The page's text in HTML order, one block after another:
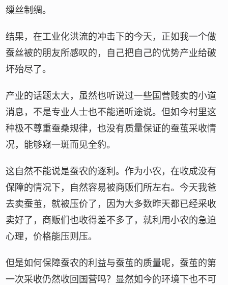
缫丝制绸。
结果，在工业化洪流的冲击下的今天，正如我一个做
蚕丝被的朋友所感叹的，自己把自己的优势产业给破
坏殆尽了。
产业的话题太大，虽然也听说过一些国营贱卖的小道
消息，不是专业人士也不能道听途说。但如今村里这
种极不尊重蚕桑规律，也没有质量保证的蚕茧采收情
况，能够窥一斑而见全豹。
这自然不能说是蚕农的逐利。作为小农，在收成没有
保障的情况下，自然容易被商贩们所左右。今天我爸
去卖蚕茧，就被压价了，因为大多数昨天都已经采收
卖好了，商贩们也收得差不多了，就利用小农的急迫
心理，价格能压则压。
但是如何保障蚕农的利益与蚕茧的质量呢，蚕茧的第
一次采收仍然收回国营吗？显然如今的环境下也不可